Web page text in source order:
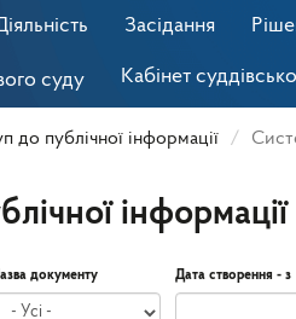
Засідання
суду Кабінет
до публічної інформації
інформації
документу Дата створення - з